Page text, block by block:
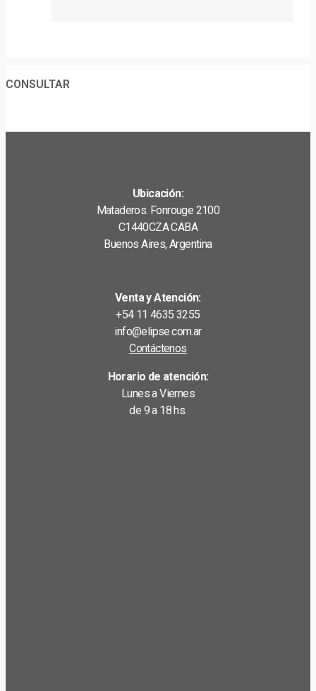
CONSULTAR
Ubicación:
Mataderos. Fonrouge 2100
C1440CZA CABA
Buenos Aires, Argentina
Venta y Atención:
+54 11 4635 3255
info@elipse.com.ar
Contáctenos
Horario de atención:
Lunes a Viernes
de 9 a 18 hs.